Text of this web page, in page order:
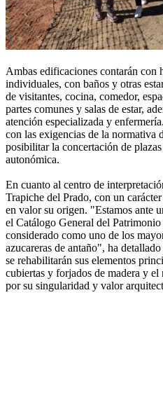
Ambas edificaciones contarán con
individuales, con baños y otras
de visitantes, cocina, comedor,
partes comunes y salas de estar,
atención especializada y
con las exigencias de la normativa
posibilitar la concertación de
autonómica.
En cuanto al centro de
Trapiche del Prado, con un
en valor su origen. "Estamos ante
el Catálogo General del
considerado como uno de los
azucareras de antaño", ha
se rehabilitarán sus elementos
cubiertas y forjados de madera y
por su singularidad y valor